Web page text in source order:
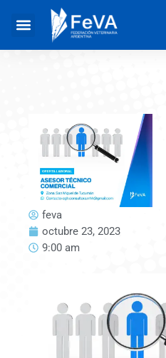
feva
octubre 23, 2023
9:00 am